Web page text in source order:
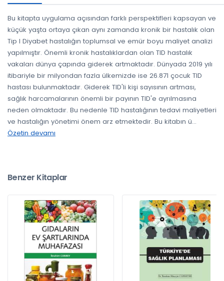
Bu kitapta uygulama açısından farklı perspektifleri kapsayan ve
küçük yaşta ortaya çıkan aynı zamanda kronik bir hastalık olan
Tip I Diyabet hastalığın toplumsal ve emür boyu maliyet analizi
yapılmıştır. Önemli kronik hastalıklardan olan TID hastalık
vakaları dünya çapında giderek artmaktadır. Dünyada 2019 yılı
itibariyle bir milyondan fazla ülkemizde ise 26.871 çocuk TID
hastası bulunmaktadır. Giderek TID'li kişi sayısının artması,
sağlık harcamalarının önemli bir payının TID'e ayrılmasına
neden olmaktadır. Bu nedenle TID hastalığının tedavi maliyetleri
ve hastalığın yönetimi önem arz etmektedir. Bu kitabın ü...
Özetin devamı
Benzer Kitaplar